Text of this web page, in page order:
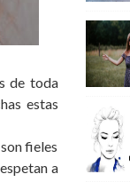
de toda
estas
fieles
a